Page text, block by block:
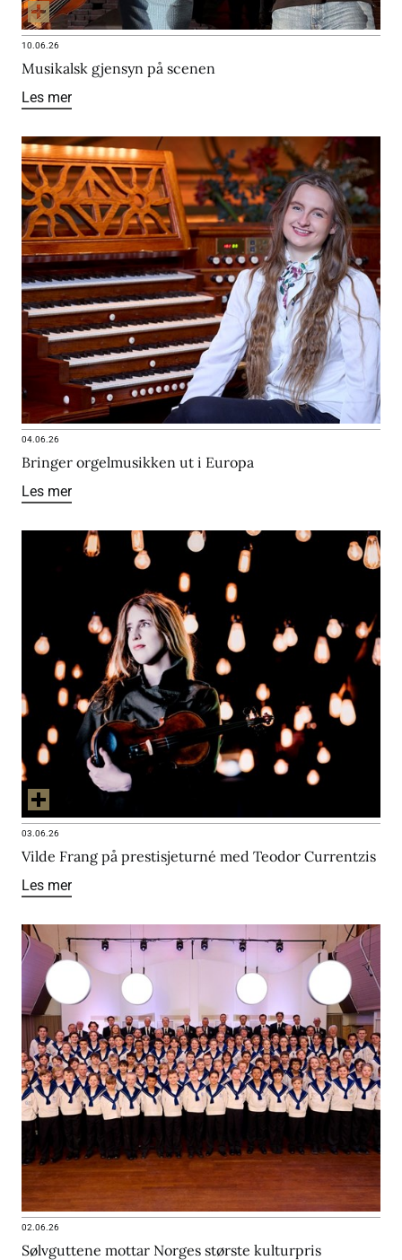
10.06.26
Musikalsk gjensyn på scenen
Les mer
04.06.26
Bringer orgelmusikken ut i Europa
Les mer
03.06.26
Vilde Frang på prestisjeturné med Teodor Currentzis
Les mer
02.06.26
Sølvguttene mottar Norges største kulturpris